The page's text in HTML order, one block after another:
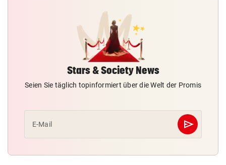
Stars & Society News
Seien Sie täglich topinformiert über die Welt der Promis
E-Mail send
Abschicken